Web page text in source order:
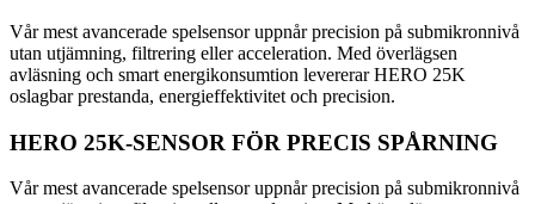
Vår mest avancerade spelsensor uppnår precision på submikronnivå
utan utjämning, filtrering eller acceleration. Med överlägsen
avläsning och smart energikonsumtion levererar HERO 25K
oslagbar prestanda, energieffektivitet och precision.
HERO 25K-SENSOR FÖR PRECIS SPÅRNING
Vår mest avancerade spelsensor uppnår precision på submikronnivå